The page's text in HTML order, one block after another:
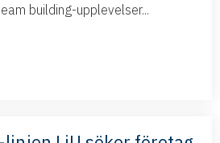
building-upplevelser...